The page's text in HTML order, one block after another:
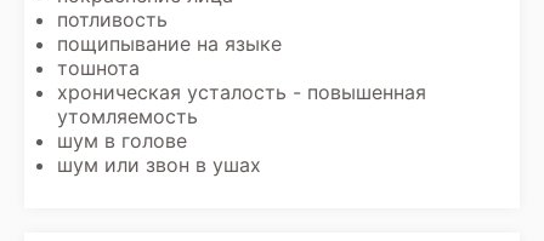
потливость
пощипывание на языке
тошнота
хроническая усталость - повышенная
утомляемость
шум в голове
шум или звон в ушах